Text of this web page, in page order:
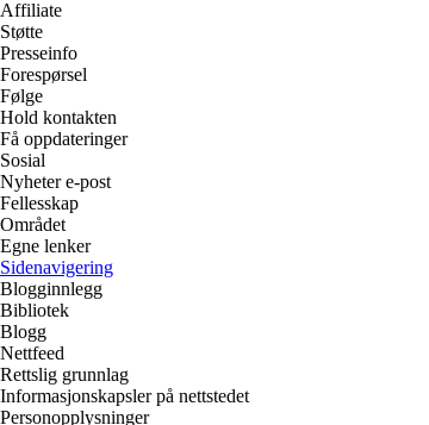
Affiliate
Støtte
Presseinfo
Forespørsel
Følge
Hold kontakten
Få oppdateringer
Sosial
Nyheter e-post
Fellesskap
Området
Egne lenker
Sidenavigering
Blogginnlegg
Bibliotek
Blogg
Nettfeed
Rettslig grunnlag
Informasjonskapsler på nettstedet
Personopplysninger